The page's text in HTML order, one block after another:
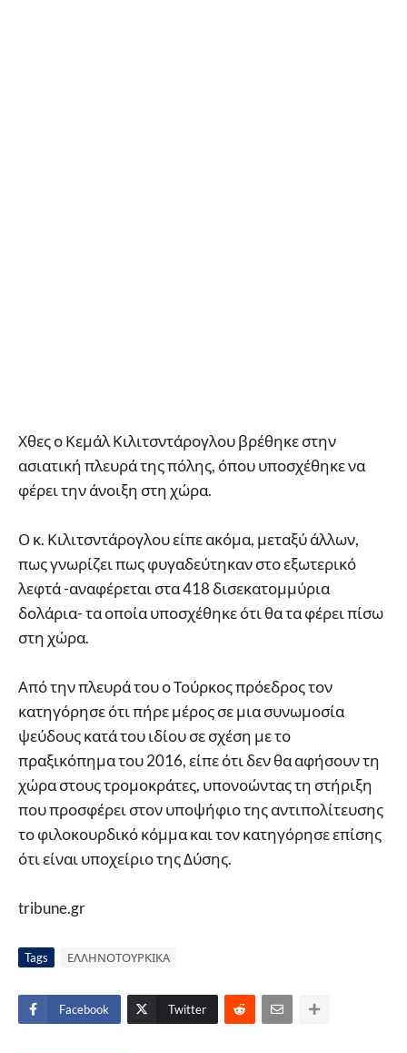
Χθες ο Κεμάλ Κιλιτσντάρογλου βρέθηκε στην
ασιατική πλευρά της πόλης, όπου υποσχέθηκε να
φέρει την άνοιξη στη χώρα.
Ο κ. Κιλιτσντάρογλου είπε ακόμα, μεταξύ άλλων,
πως γνωρίζει πως φυγαδεύτηκαν στο εξωτερικό
λεφτά -αναφέρεται στα 418 δισεκατομμύρια
δολάρια- τα οποία υποσχέθηκε ότι θα τα φέρει πίσω
στη χώρα.
Από την πλευρά του ο Τούρκος πρόεδρος τον
κατηγόρησε ότι πήρε μέρος σε μια συνωμοσία
ψεύδους κατά του ιδίου σε σχέση με το
πραξικόπημα του 2016, είπε ότι δεν θα αφήσουν τη
χώρα στους τρομοκράτες, υπονοώντας τη στήριξη
που προσφέρει στον υποψήφιο της αντιπολίτευσης
το φιλοκουρδικό κόμμα και τον κατηγόρησε επίσης
ότι είναι υποχείριο της Δύσης.
tribune.gr
Tags ΕΛΛΗΝΟΤΟΥΡΚΙΚΑ
Facebook Twitter